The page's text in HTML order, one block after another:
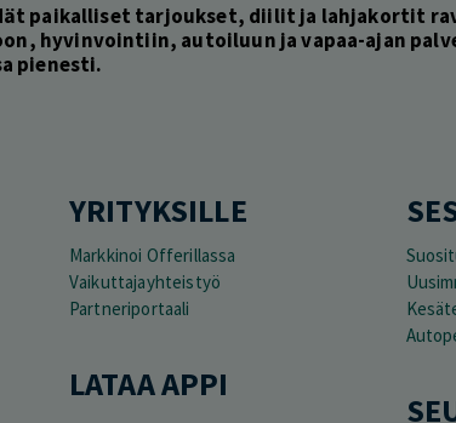
paikalliset tarjoukset, diilit ja lahjakortit
hyvinvointiin, autoiluun ja vapaa-ajan
pienesti.
YRITYKSILLE
Markkinoi Offerillassa
Vaikuttajayhteistyö
Partneriportaali
LATAA APPI